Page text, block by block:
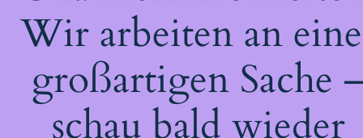
Wir arbeiten an
großartigen Sache
schau bald wieder